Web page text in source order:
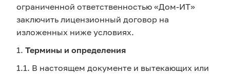
ограниченной ответственностью «Дом-ИТ»
заключить лицензионный договор на
изложенных ниже условиях.
1. Термины и определения
1.1. В настоящем документе и вытекающих или